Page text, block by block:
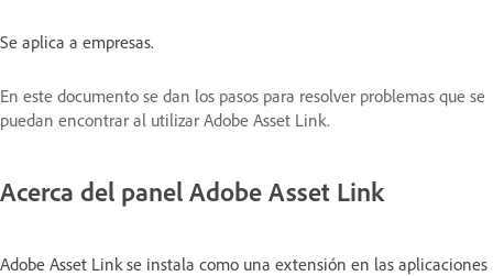
Se aplica a empresas.
En este documento se dan los pasos para resolver problemas que se
puedan encontrar al utilizar Adobe Asset Link.
Acerca del panel Adobe Asset Link
Adobe Asset Link se instala como una extensión en las aplicaciones